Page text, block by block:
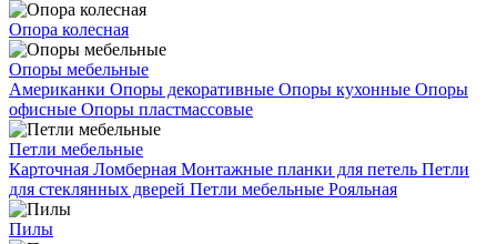
Опора колесная
Опоры мебельные
Американки Опоры декоративные Опоры кухонные Опоры
офисные Опоры пластмассовые
Петли мебельные
Карточная Ломберная Монтажные планки для петель Петли
для стеклянных дверей Петли мебельные Рояльная
Пилы